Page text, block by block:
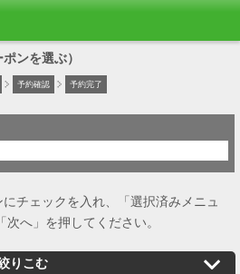
ンを選ぶ）
予約確認 予約完了
チェックを入れ、「選択済みメニュ
へ」を押してください。
りこむ